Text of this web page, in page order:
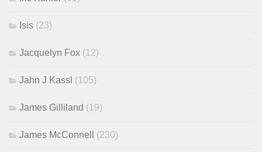
Isis (23)
Jacquelyn Fox (12)
Jahn J Kassl (105)
James Gilliland (19)
James McConnell (230)